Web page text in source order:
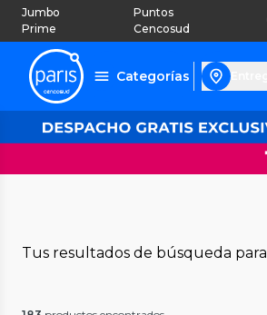
Jumbo
Prime
Puntos
Cencosud
Categorías
Tus resultados de búsqueda para